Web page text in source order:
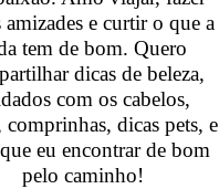
amizades e curtir o que a
tem de bom. Quero
dicas de beleza,
com os cabelos,
comprinhas, dicas pets, e
eu encontrar de bom
pelo caminho!